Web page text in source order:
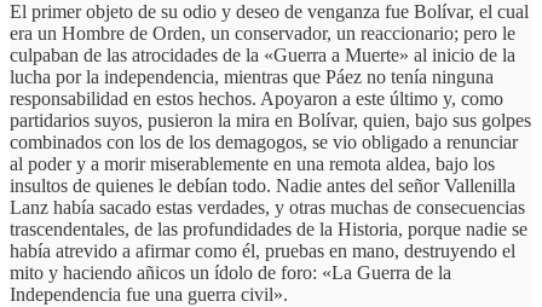
El primer objeto de su odio y deseo de venganza fue Bolívar, el cual
era un Hombre de Orden, un conservador, un reaccionario; pero le
culpaban de las atrocidades de la «Guerra a Muerte» al inicio de la
lucha por la independencia, mientras que Páez no tenía ninguna
responsabilidad en estos hechos. Apoyaron a este último y, como
partidarios suyos, pusieron la mira en Bolívar, quien, bajo sus golpes
combinados con los de los demagogos, se vio obligado a renunciar
al poder y a morir miserablemente en una remota aldea, bajo los
insultos de quienes le debían todo. Nadie antes del señor Vallenilla
Lanz había sacado estas verdades, y otras muchas de consecuencias
trascendentales, de las profundidades de la Historia, porque nadie se
había atrevido a afirmar como él, pruebas en mano, destruyendo el
mito y haciendo añicos un ídolo de foro: «La Guerra de la
Independencia fue una guerra civil».